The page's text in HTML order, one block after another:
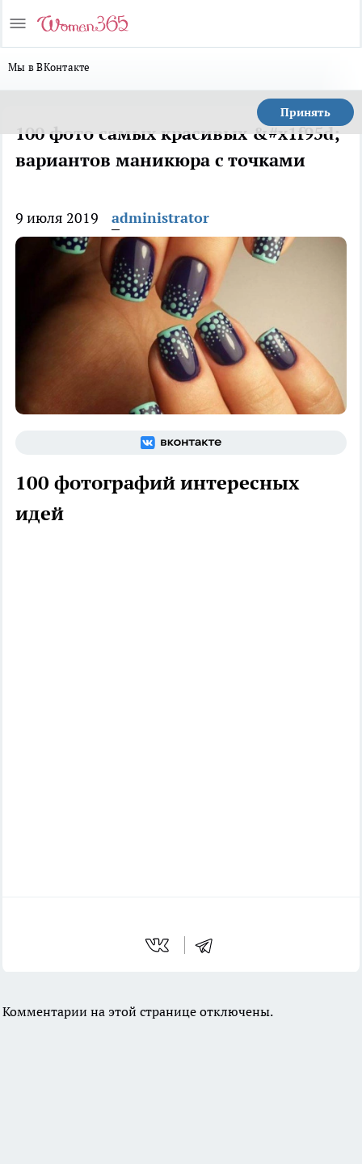
Мы в ВКонтакте
Принять
100 фото самых красивых &#x1f95d;
вариантов маникюра с точками
9 июля 2019 administrator
100 фотографий интересных
идей
Комментарии на этой странице отключены.